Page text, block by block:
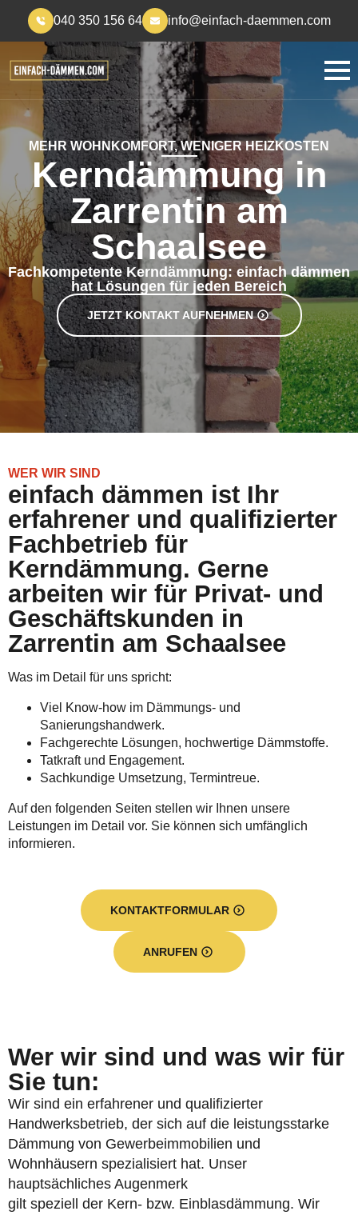
040 350 156 64 info@einfach-daemmen.com
MEHR WOHNKOMFORT, WENIGER HEIZKOSTEN
Kerndämmung in
Zarrentin am
Schaalsee
Fachkompetente Kerndämmung: einfach dämmen
hat Lösungen für jeden Bereich
JETZT KONTAKT AUFNEHMEN
WER WIR SIND
einfach dämmen ist Ihr
erfahrener und qualifizierter
Fachbetrieb für
Kerndämmung. Gerne
arbeiten wir für Privat- und
Geschäftskunden in
Zarrentin am Schaalsee
Was im Detail für uns spricht:
Viel Know-how im Dämmungs- und
Sanierungshandwerk.
Fachgerechte Lösungen, hochwertige Dämmstoffe.
Tatkraft und Engagement.
Sachkundige Umsetzung, Termintreue.
Auf den folgenden Seiten stellen wir Ihnen unsere
Leistungen im Detail vor. Sie können sich umfänglich
informieren.
KONTAKTFORMULAR
ANRUFEN
Wer wir sind und was wir für
Sie tun:
Wir sind ein erfahrener und qualifizierter
Handwerksbetrieb, der sich auf die leistungsstarke
Dämmung von Gewerbeimmobilien und
Wohnhäusern spezialisiert hat. Unser
hauptsächliches Augenmerk
gilt speziell der Kern- bzw. Einblasdämmung. Wir